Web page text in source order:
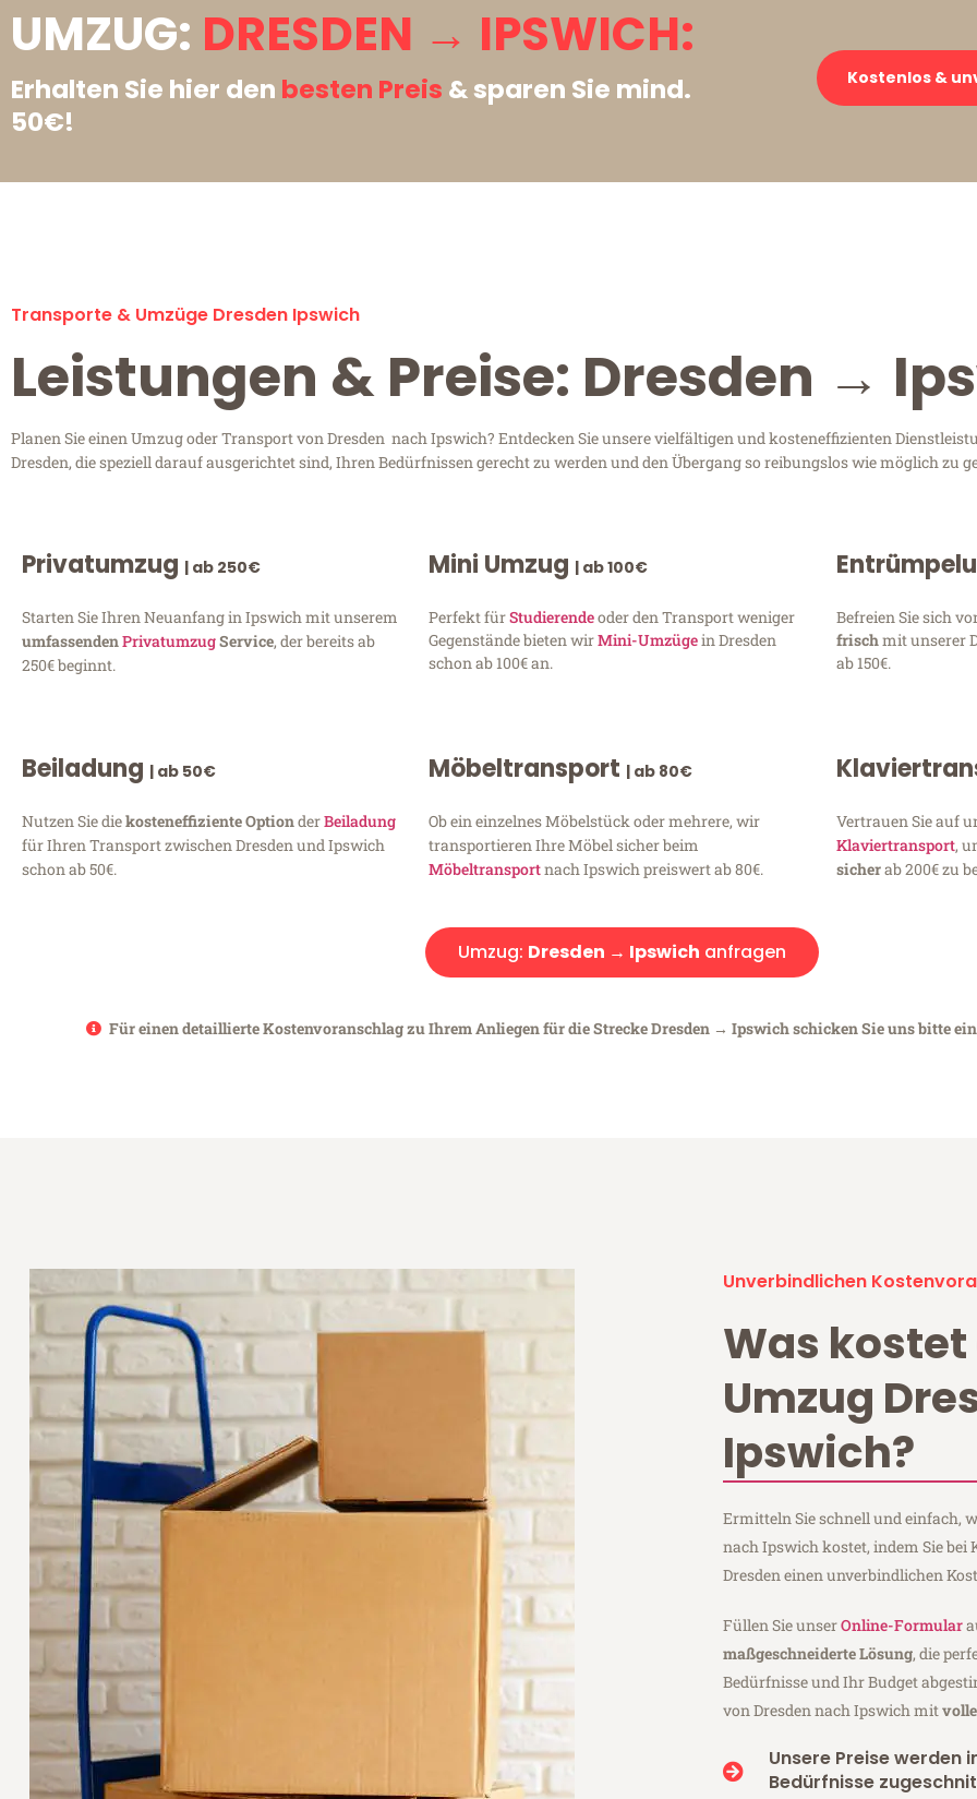
UMZUG: DRESDEN → IPSWICH:
Erhalten Sie hier den besten Preis & sparen Sie mind.
50€!
Kostenlos &
Transporte & Umzüge Dresden Ipswich
Leistungen & Preise: Dresden →
Planen Sie einen Umzug oder Transport von Dresden nach Ipswich? Entdecken Sie unsere vielfältigen und kosteneffizienten
Dresden, die speziell darauf ausgerichtet sind, Ihren Bedürfnissen gerecht zu werden und den Übergang so reibungslos wie möglich zu
Privatumzug | ab 250€
Starten Sie Ihren Neuanfang in Ipswich mit unserem
umfassendenPrivatumzugService, der bereits ab
250€ beginnt.
Mini Umzug | ab 100€
Perfekt fürStudierendeoder den Transport weniger
Gegenstände bieten wirMini-Umzügein Dresden
schon ab 100€ an.
Befreien Sie sich
frischmit unserer
ab 150€.
Beiladung | ab 50€
Nutzen Sie diekosteneffiziente OptionderBeiladung
für Ihren Transport zwischen Dresden und Ipswich
schon ab 50€.
Möbeltransport | ab 80€
Ob ein einzelnes Möbelstück oder mehrere, wir
transportieren Ihre Möbel sicher beim
Möbeltransportnach Ipswich preiswert ab 80€.
Vertrauen Sie auf
Klaviertransport,
sicherab 200€ zu
Umzug: Dresden → Ipswich anfragen
Für einen detaillierte Kostenvoranschlag zu Ihrem Anliegen für die Strecke Dresden → Ipswich schicken Sie uns bitte
Unverbindlichen
Was kostet
Umzug
Ipswich?
Ermitteln Sie schnell und einfach,
nach Ipswich kostet, indem Sie bei
Dresden einen unverbindlichen
Füllen Sie unserOnline-Formular
maßgeschneiderte Lösung, die
Bedürfnisse und Ihr Budget
von Dresden nach Ipswich mit
Unsere Preise werden
Bedürfnisse